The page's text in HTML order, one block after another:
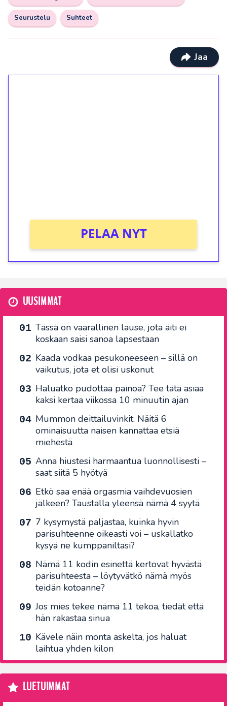
Seurustelu Suhteet
Jaa
PELAA NYT
UUSIMMAT
Tässä on vaarallinen lause, jota äiti ei
koskaan saisi sanoa lapsestaan
Kaada vodkaa pesukoneeseen – sillä on
vaikutus, jota et olisi uskonut
Haluatko pudottaa painoa? Tee tätä asiaa
kaksi kertaa viikossa 10 minuutin ajan
Mummon deittailuvinkit: Näitä 6
ominaisuutta naisen kannattaa etsiä
miehestä
Anna hiustesi harmaantua luonnollisesti –
saat siitä 5 hyötyä
Etkö saa enää orgasmia vaihdevuosien
jälkeen? Taustalla yleensä nämä 4 syytä
7 kysymystä paljastaa, kuinka hyvin
parisuhteenne oikeasti voi – uskallatko
kysyä ne kumppaniltasi?
Nämä 11 kodin esinettä kertovat hyvästä
parisuhteesta – löytyvätkö nämä myös
teidän kotoanne?
Jos mies tekee nämä 11 tekoa, tiedät että
hän rakastaa sinua
Kävele näin monta askelta, jos haluat
laihtua yhden kilon
LUETUIMMAT